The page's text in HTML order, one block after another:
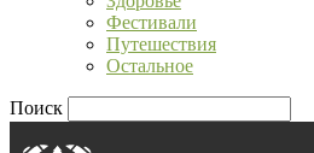
Фестивали
Путешествия
Остальное
Поиск